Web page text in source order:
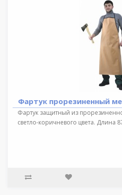
Фартук прорезиненный
Фартук защитный из
светло-коричневого цвета. Длина